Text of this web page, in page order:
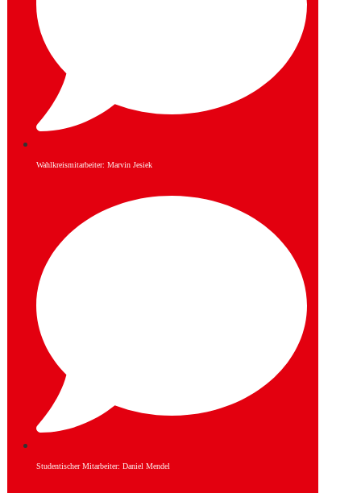
Wahlkreismitarbeiter: Marvin Jesiek
Studentischer Mitarbeiter: Daniel Mendel